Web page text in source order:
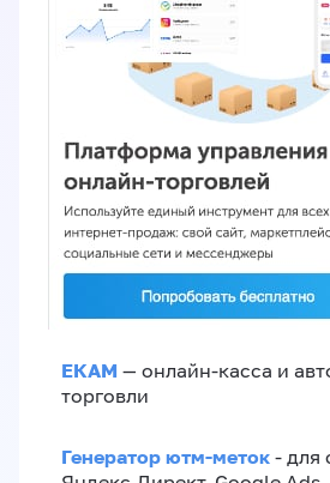
ЕКАМ — онлайн-касса и
торговли
Генератор ютм-меток - для